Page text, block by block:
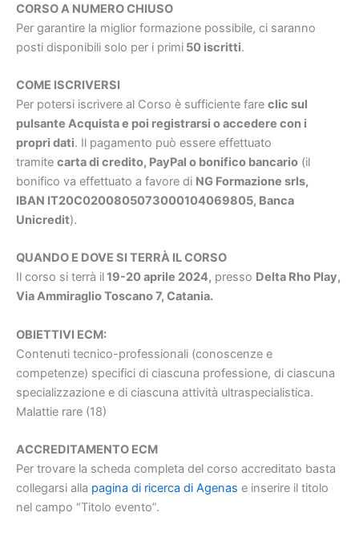
CORSO A NUMERO CHIUSO
Per garantire la miglior formazione possibile, ci saranno
posti disponibili solo per i primi 50 iscritti.
COME ISCRIVERSI
Per potersi iscrivere al Corso è sufficiente fare clic sul
pulsante Acquista e poi registrarsi o accedere con i
propri dati. Il pagamento può essere effettuato
tramite carta di credito, PayPal o bonifico bancario (il
bonifico va effettuato a favore di NG Formazione srls,
IBAN IT20C0200805073000104069805, Banca
Unicredit).
QUANDO E DOVE SI TERRÀ IL CORSO
Il corso si terrà il19-20 aprile 2024, presso Delta Rho Play,
Via Ammiraglio Toscano 7, Catania.
OBIETTIVI ECM:
Contenuti tecnico-professionali (conoscenze e
competenze) specifici di ciascuna professione, di ciascuna
specializzazione e di ciascuna attività ultraspecialistica.
Malattie rare (18)
ACCREDITAMENTO ECM
Per trovare la scheda completa del corso accreditato basta
collegarsi alla pagina di ricerca di Agenas e inserire il titolo
nel campo “Titolo evento”.